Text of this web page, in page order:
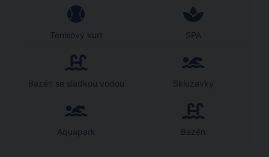
Tenisový kurt SPA
Bazén se sladkou vodou Skluzavky
Aquapark Bazén